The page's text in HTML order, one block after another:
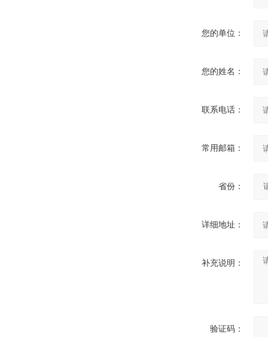
您的单位：
您的姓名：
联系电话：
常用邮箱：
省份：
详细地址：
补充说明：
验证码：